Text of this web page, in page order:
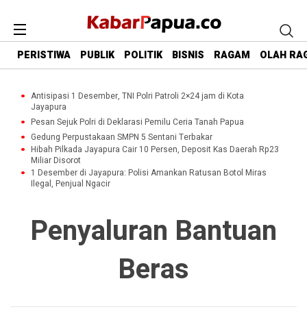
PERISTIWA PUBLIK POLITIK BISNIS RAGAM OLAH
Antisipasi 1 Desember, TNI Polri Patroli 2×24 jam di Kota
Jayapura
Pesan Sejuk Polri di Deklarasi Pemilu Ceria Tanah Papua
Gedung Perpustakaan SMPN 5 Sentani Terbakar
Hibah Pilkada Jayapura Cair 10 Persen, Deposit Kas Daerah Rp23
Miliar Disorot
1 Desember di Jayapura: Polisi Amankan Ratusan Botol Miras
Ilegal, Penjual Ngacir
Penyaluran Bantuan
Beras